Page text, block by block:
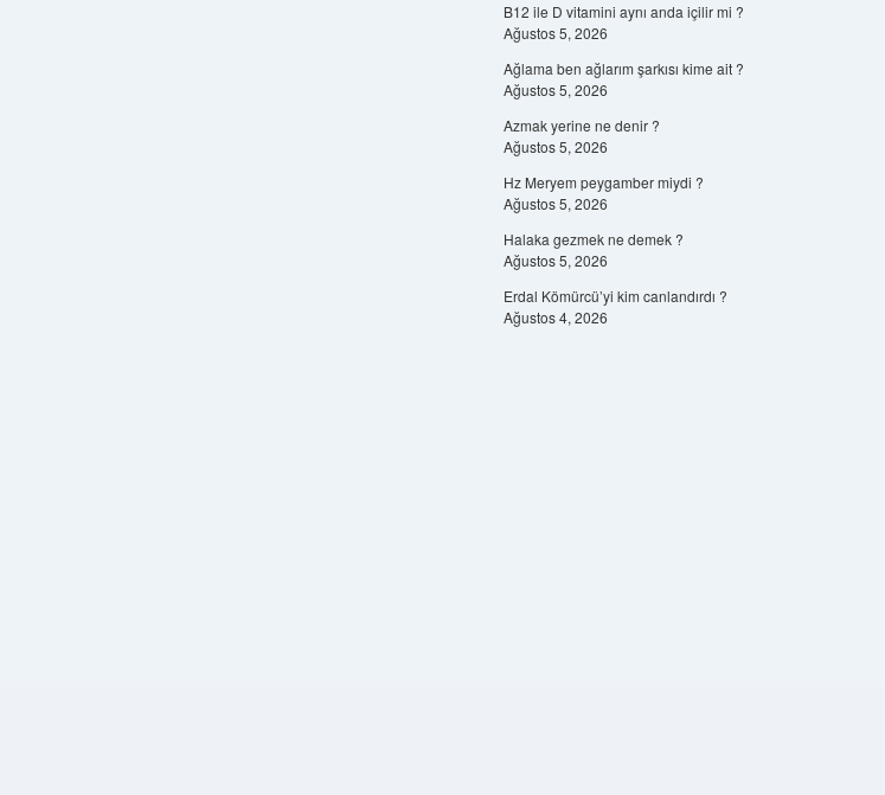
B12 ile D vitamini aynı anda içilir mi ?
Ağustos 5, 2026
Ağlama ben ağlarım şarkısı kime ait ?
Ağustos 5, 2026
Azmak yerine ne denir ?
Ağustos 5, 2026
Hz Meryem peygamber miydi ?
Ağustos 5, 2026
Halaka gezmek ne demek ?
Ağustos 5, 2026
Erdal Kömürcü’yi kim canlandırdı ?
Ağustos 4, 2026